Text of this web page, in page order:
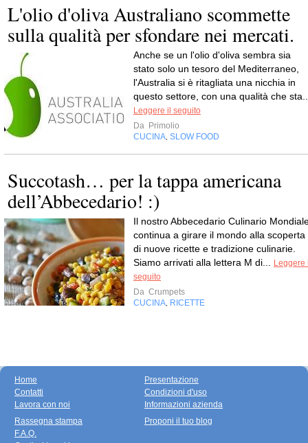
L'olio d'oliva Australiano scommette
sulla qualità per sfondare nei mercati.
Anche se un l'olio d'oliva sembra sia
stato solo un tesoro del Mediterraneo,
l'Australia si è ritagliata una nicchia in
questo settore, con una qualità che
Leggere il seguito
Da Primolio
CUCINA SLOW FOOD
Succotash… per la tappa americana
dell’Abbecedario! :)
Il nostro Abbecedario Culinario
continua a girare il mondo alla scoperta
di nuove ricette e tradizione culinarie.
Siamo arrivati alla lettera M di...
Leggere
seguito
Da Crumpets
CUCINA RICETTE
Home
Contatti
Lavora con noi
Presentazione
Condizioni d'uso
Informazioni azienda
Rassegna stampa
F.A.Q.
Proponi il tuo blog